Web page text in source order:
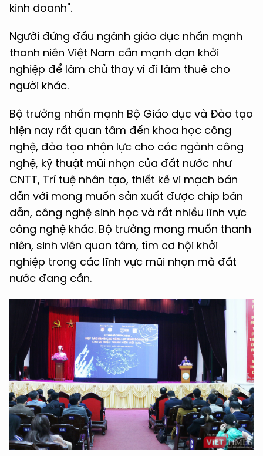
kinh doanh".
Người đứng đầu ngành giáo dục nhấn mạnh
thanh niên Việt Nam cần mạnh dạn khởi
nghiệp để làm chủ thay vì đi làm thuê cho
người khác.
Bộ trưởng nhấn mạnh Bộ Giáo dục và Đào tạo
hiện nay rất quan tâm đến khoa học công
nghệ, đào tạo nhận lực cho các ngành công
nghệ, kỹ thuật mũi nhọn của đất nước như
CNTT, Trí tuệ nhân tạo, thiết kế vi mạch bán
dẫn với mong muốn sản xuất được chip bán
dẫn, công nghệ sinh học và rất nhiều lĩnh vực
công nghệ khác. Bộ trưởng mong muốn thanh
niên, sinh viên quan tâm, tìm cơ hội khởi
nghiệp trong các lĩnh vực mũi nhọn mà đất
nước đang cần.